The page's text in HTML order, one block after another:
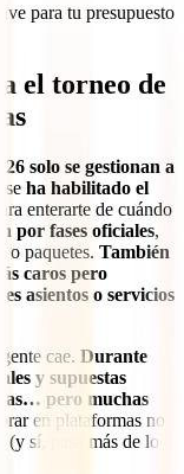
para tu presupuesto
el torneo de
solo se gestionan a
se ha habilitado el
para enterarte de cuándo
por fases oficiales,
o paquetes. También
caros pero
asientos o servicios
cae. Durante
y supuestas
pero muchas
en plataformas no
sí, pasa más de lo